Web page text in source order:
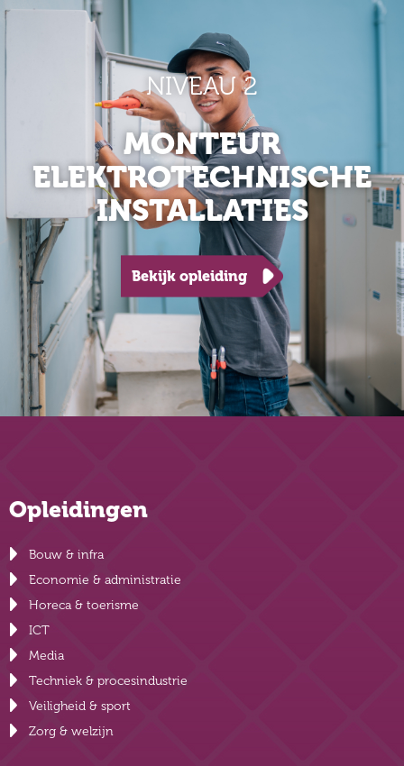
NIVEAU 2
MONTEUR
ELEKTROTECHNISCHE
INSTALLATIES
Bekijk opleiding
Opleidingen
Bouw & infra
Economie & administratie
Horeca & toerisme
ICT
Media
Techniek & procesindustrie
Veiligheid & sport
Zorg & welzijn